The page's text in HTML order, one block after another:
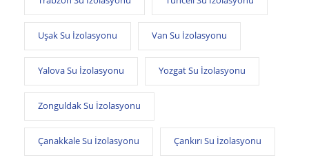
Uşak Su İzolasyonu Van Su İzolasyonu
Yalova Su İzolasyonu Yozgat Su İzolasyonu
Zonguldak Su İzolasyonu
Çanakkale Su İzolasyonu Çankırı Su İzolasyonu